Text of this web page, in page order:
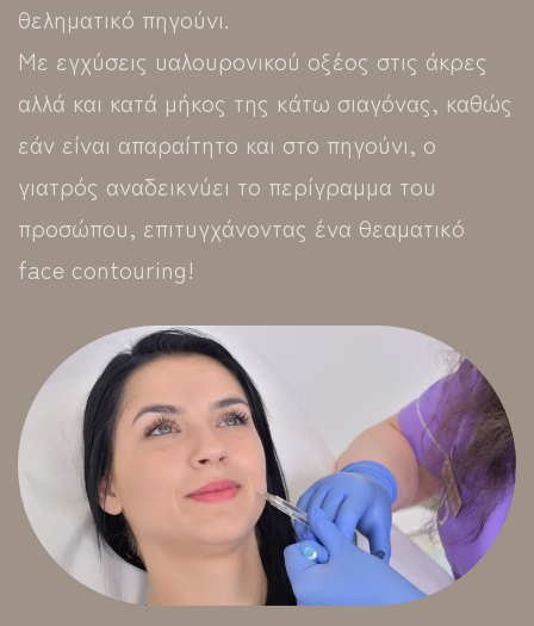
θεληματικό πηγούνι.
Με εγχύσεις υαλουρονικού οξέος στις άκρες
αλλά και κατά μήκος της κάτω σιαγόνας, καθώς
εάν είναι απαραίτητο και στο πηγούνι, ο
γιατρός αναδεικνύει το περίγραμμα του
προσώπου, επιτυγχάνοντας ένα θεαματικό
face contouring!